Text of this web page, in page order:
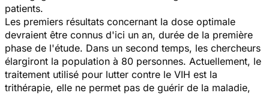
patients.
Les premiers résultats concernant la dose optimale
devraient être connus d'ici un an, durée de la première
phase de l'étude. Dans un second temps, les chercheurs
élargiront la population à 80 personnes. Actuellement, le
traitement utilisé pour lutter contre le VIH est la
trithérapie, elle ne permet pas de guérir de la maladie,